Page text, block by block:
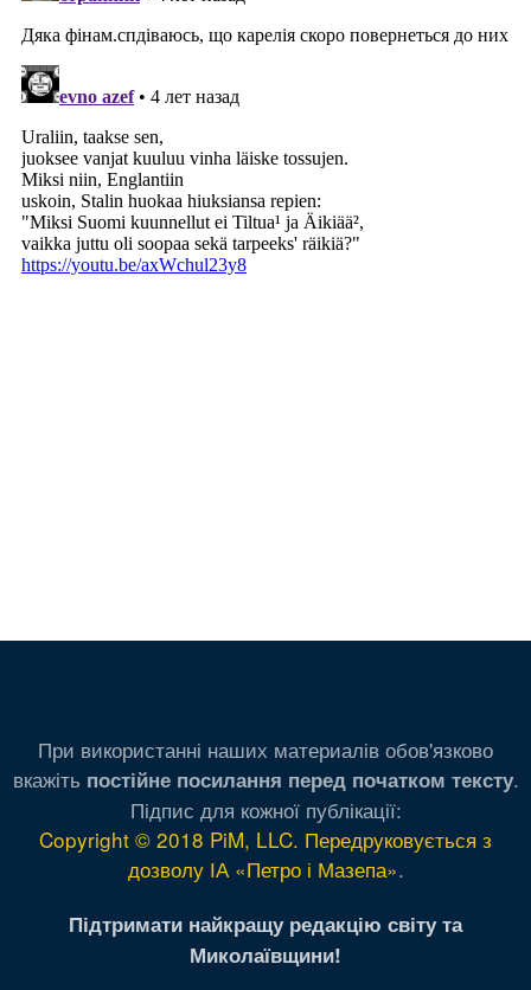
При використанні наших материалів обов'язково
вкажіть постійне посилання перед початком тексту.
Підпис для кожної публікації:
Copyright © 2018 PiM, LLC. Передруковується з
дозволу ІА «Петро і Мазепа».
Підтримати найкращу редакцію світу та
Миколаївщини!